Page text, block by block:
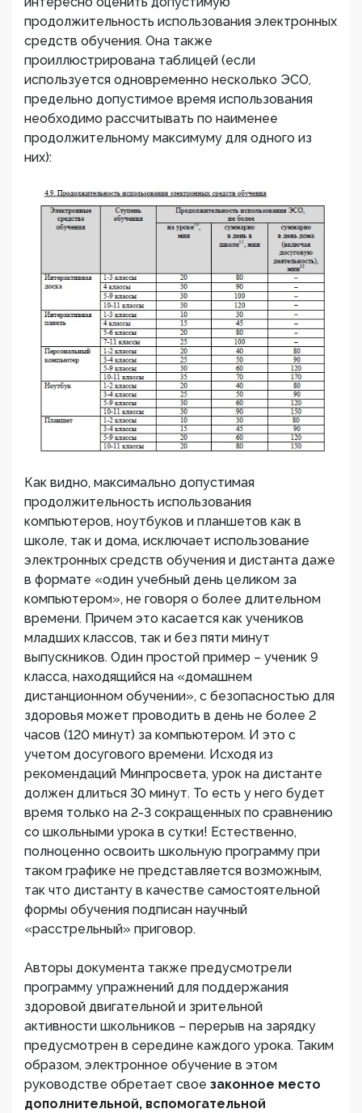
продолжительность использования электронных
средств обучения. Она также
проиллюстрирована таблицей (если
используется одновременно несколько ЭСО,
предельно допустимое время использования
необходимо рассчитывать по наименее
продолжительному максимуму для одного из
них):
Как видно, максимально допустимая
продолжительность использования
компьютеров, ноутбуков и планшетов как в
школе, так и дома, исключает использование
электронных средств обучения и дистанта даже
в формате «один учебный день целиком за
компьютером», не говоря о более длительном
времени. Причем это касается как учеников
младших классов, так и без пяти минут
выпускников. Один простой пример – ученик 9
класса, находящийся на «домашнем
дистанционном обучении», с безопасностью для
здоровья может проводить в день не более 2
часов (120 минут) за компьютером. И это с
учетом досугового времени. Исходя из
рекомендаций Минпросвета, урок на дистанте
должен длиться 30 минут. То есть у него будет
время только на 2-3 сокращенных по сравнению
со школьными урока в сутки! Естественно,
полноценно освоить школьную программу при
таком графике не представляется возможным,
так что дистанту в качестве самостоятельной
формы обучения подписан научный
«расстрельный» приговор.
Авторы документа также предусмотрели
программу упражнений для поддержания
здоровой двигательной и зрительной
активности школьников – перерыв на зарядку
предусмотрен в середине каждого урока. Таким
образом, электронное обучение в этом
руководстве обретает свое законное место
дополнительной, вспомогательной